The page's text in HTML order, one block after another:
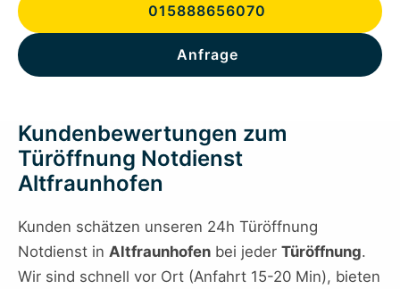
015888656070
Anfrage
Kundenbewertungen zum
Türöffnung Notdienst
Altfraunhofen
Kunden schätzen unseren 24h Türöffnung
Notdienst in Altfraunhofen bei jeder Türöffnung.
Wir sind schnell vor Ort (Anfahrt 15-20 Min), bieten